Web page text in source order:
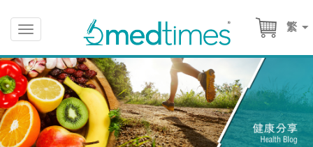
繁
Toggle
navigation